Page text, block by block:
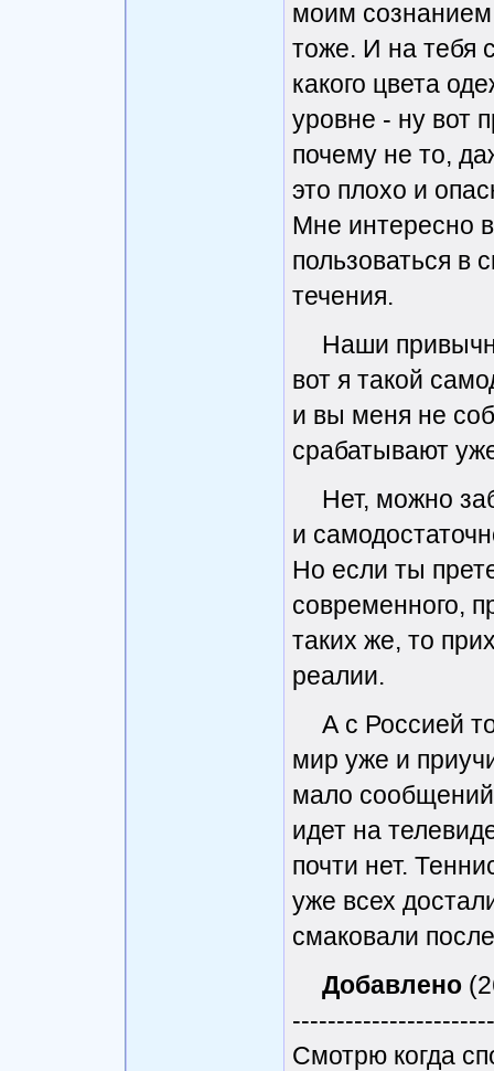
моим
тоже. И на тебя
какого цвета
уровне - ну вот
почему не то,
это плохо и
Мне интересно
пользоваться в
течения.
Наши
вот я такой
и вы меня не
срабатывают
Нет, можно
и
Но если ты
современного,
таких же, то
реалии.
А с Россией
мир уже и
мало
идет на
почти нет.
уже всех
смаковали
Добавлено
Смотрю когда